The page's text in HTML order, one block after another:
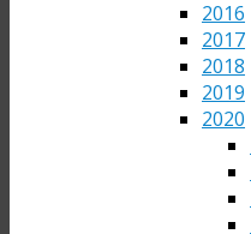
2016
2017
2018
2019
2020